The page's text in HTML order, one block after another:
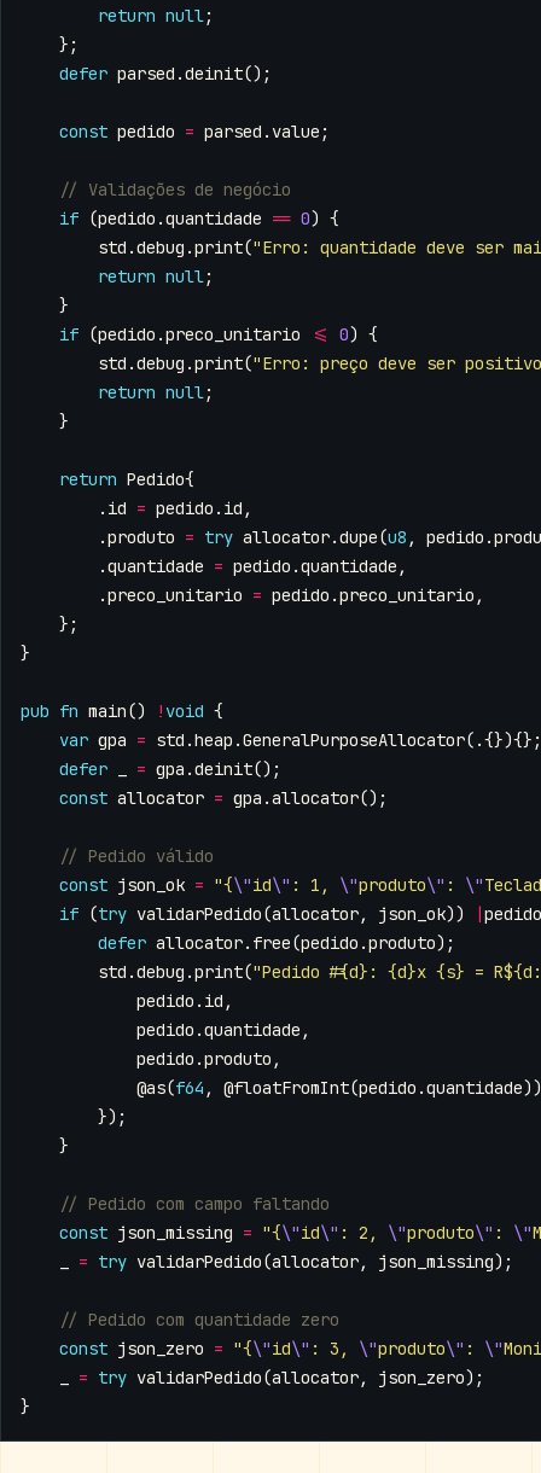
return null;
};
defer parsed .deinit();
const pedido = parsed . value ;
if (pedido .quantidade == 0) {
std .debug .print("Erro: quantidade deve ser
return null;
}
if (pedido .preco_unitario <= 0) {
std .debug .print("Erro: preço deve ser positivo
return null;
}
return Pedido{
. id = pedido . id ,
.produto = try allocator.dupe(u8 , pedido .
.quantidade = pedido .quantidade ,
.preco_unitario = pedido .preco_unitario ,
};
}
pub fn main() ! void {
var gpa = std .heap .GeneralPurposeAllocator(.{}){};
defer
= gpa .deinit();
const allocator = gpa .allocator();
const json_ok = "{\"id\" : 1, \"produto\" : \"
if (try validarPedido(allocator, json_ok)) |pedido
defer allocator. free(pedido .produto);
std .debug .print("Pedido #{d}: {d}x {s} =
pedido . id ,
pedido .quantidade ,
pedido .produto ,
@as(f64 , @floatFromInt(pedido .quantidade))
});
}
const json_missing = "{\"id\" : 2, \"produto\" : \"
= try validarPedido(allocator, json_missing);
const json_zero = "{\"id\" : 3, \"produto\" : \"
= try validarPedido(allocator, json_zero);
}